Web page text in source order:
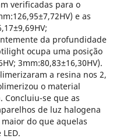
verificadas para o
e as
da profundidade
ocupa uma posição
3mm:80,83±16,30HV).
a resina nos 2,
o material
Concluiu-se que as
de luz halogena
do que aquelas